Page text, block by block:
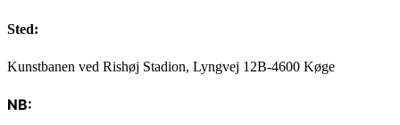
Sted:
Kunstbanen ved Rishøj Stadion, Lyngvej 12B-4600 Køge
NB: